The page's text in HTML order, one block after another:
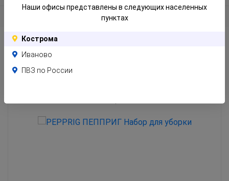
Наши офисы представлены в следующих населенных
пунктах
Кострома
Иваново
ПВЗ по России